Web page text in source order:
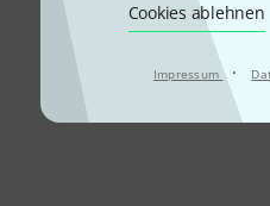
Cookies ablehnen
Impressum ·